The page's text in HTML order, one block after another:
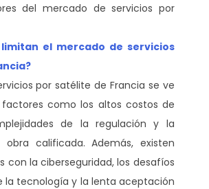
del mercado de servicios por
el mercado de servicios
por satélite de Francia se ve
como los altos costos de
de la regulación y la
calificada. Además, existen
con la ciberseguridad, los desafíos
la tecnología y la lenta aceptación